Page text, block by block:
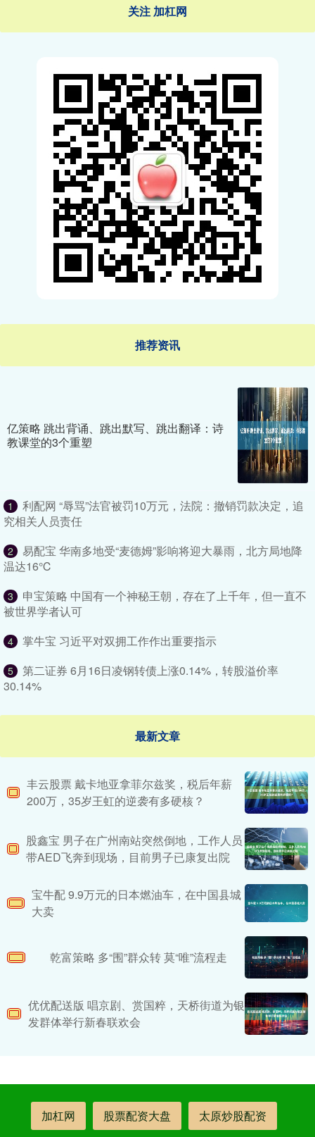
关注 加杠网
推荐资讯
亿策略 跳出背诵、跳出默写、跳出翻译：诗
教课堂的3个重塑
1
利配网 “辱骂”法官被罚10万元，法院：撤销罚款决定，追
究相关人员责任
2
易配宝 华南多地受“麦德姆”影响将迎大暴雨，北方局地降
温达16℃
3
申宝策略 中国有一个神秘王朝，存在了上千年，但一直不
被世界学者认可
4 掌牛宝 习近平对双拥工作作出重要指示
5
第二证券 6月16日凌钢转债上涨0.14%，转股溢价率
30.14%
最新文章
丰云股票 戴卡地亚拿菲尔兹奖，税后年薪
200万，35岁王虹的逆袭有多硬核？
股鑫宝 男子在广州南站突然倒地，工作人员
带AED飞奔到现场，目前男子已康复出院
宝牛配 9.9万元的日本燃油车，在中国县城
大卖
乾富策略 多“围”群众转 莫“唯”流程走
优优配送版 唱京剧、赏国粹，天桥街道为银
发群体举行新春联欢会
加杠网 股票配资大盘 太原炒股配资